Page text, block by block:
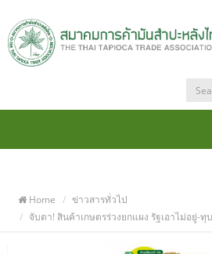
Home
ข่าวสารทั่วไป
จับตา! สินค้าเกษตรร่วงยกแผง รัฐเอาไม่อยู่-ทุ